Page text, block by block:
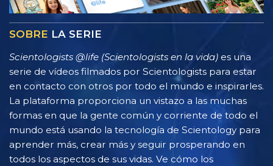
SOBRE LA SERIE
Scientologists @life (Scientologists en la vida) es una
serie de vídeos filmados por Scientologists para estar
en contacto con otros por todo el mundo e inspirarles.
La plataforma proporciona un vistazo a las muchas
formas en que la gente común y corriente de todo el
mundo está usando la tecnología de Scientology para
aprender más, crear más y seguir prosperando en
todos los aspectos de sus vidas. Ve cómo los